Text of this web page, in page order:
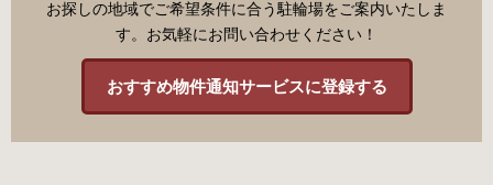
お探しの地域でご希望条件に合う駐輪場をご案内いたしま
す。お気軽にお問い合わせください！
おすすめ物件通知サービスに登録する